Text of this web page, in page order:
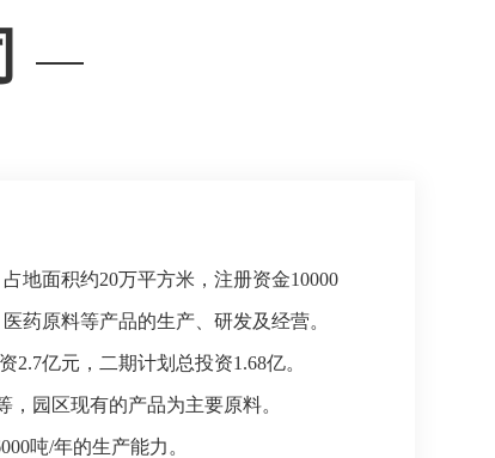
地面积约20万平方米，注册资金10000
药原料等产品的生产、研发及经营。
亿元，二期计划总投资1.68亿。
园区现有的产品为主要原料。
吨/年的生产能力。